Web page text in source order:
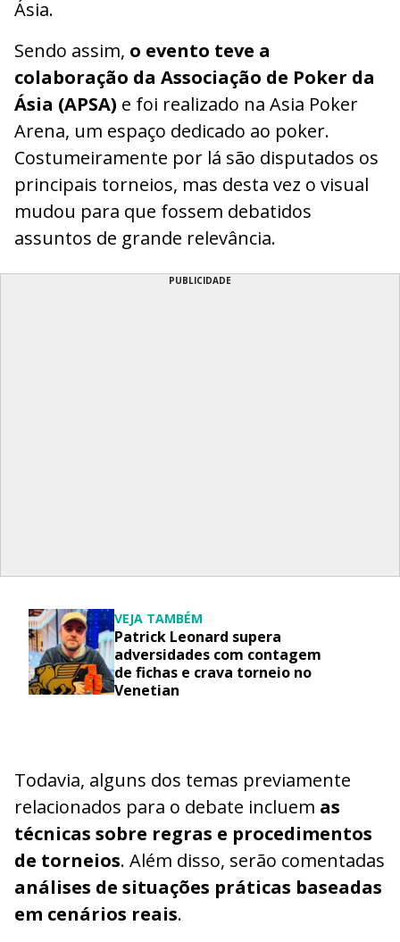
Ásia.
Sendo assim, o evento teve a
colaboração da Associação de Poker da
Ásia (APSA) e foi realizado na Asia Poker
Arena, um espaço dedicado ao poker.
Costumeiramente por lá são disputados os
principais torneios, mas desta vez o visual
mudou para que fossem debatidos
assuntos de grande relevância.
PUBLICIDADE
VEJA TAMBÉM
Patrick Leonard supera
adversidades com contagem
de fichas e crava torneio no
Venetian
Todavia, alguns dos temas previamente
relacionados para o debate incluem as
técnicas sobre regras e procedimentos
de torneios. Além disso, serão comentadas
análises de situações práticas baseadas
em cenários reais.